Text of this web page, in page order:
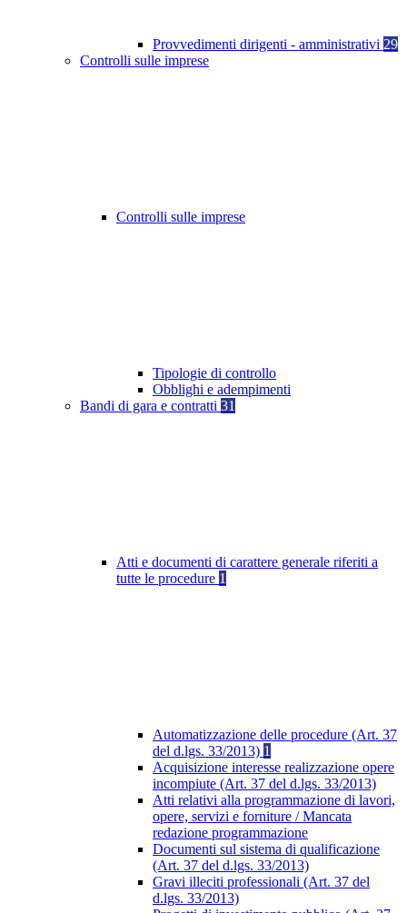
Provvedimenti dirigenti - amministrativi 29
Controlli sulle imprese
Controlli sulle imprese
Tipologie di controllo
Obblighi e adempimenti
Bandi di gara e contratti 31
Atti e documenti di carattere generale riferiti a
tutte le procedure 1
Automatizzazione delle procedure (Art. 37
del d.lgs. 33/2013) 1
Acquisizione interesse realizzazione opere
incompiute (Art. 37 del d.lgs. 33/2013)
Atti relativi alla programmazione di lavori,
opere, servizi e forniture / Mancata
redazione programmazione
Documenti sul sistema di qualificazione
(Art. 37 del d.lgs. 33/2013)
Gravi illeciti professionali (Art. 37 del
d.lgs. 33/2013)